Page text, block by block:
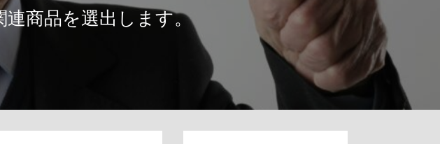
連商品を選出します。